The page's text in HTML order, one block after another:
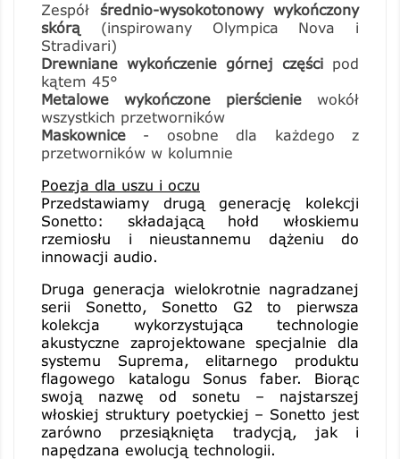
Zespół średnio-wysokotonowy wykończony
skórą (inspirowany Olympica Nova i
Stradivari)
Drewniane wykończenie górnej części pod
kątem 45°
Metalowe wykończone pierścienie wokół
wszystkich przetworników
Maskownice - osobne dla każdego z
przetworników w kolumnie
Poezja dla uszu i oczu
Przedstawiamy drugą generację kolekcji
Sonetto: składającą hołd włoskiemu
rzemiosłu i nieustannemu dążeniu do
innowacji audio.
Druga generacja wielokrotnie nagradzanej
serii Sonetto, Sonetto G2 to pierwsza
kolekcja wykorzystująca technologie
akustyczne zaprojektowane specjalnie dla
systemu Suprema, elitarnego produktu
flagowego katalogu Sonus faber. Biorąc
swoją nazwę od sonetu – najstarszej
włoskiej struktury poetyckiej – Sonetto jest
zarówno przesiąknięta tradycją, jak i
napędzana ewolucją technologii.